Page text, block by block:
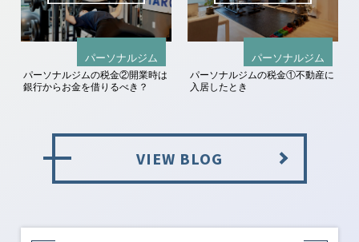
パーソナルジム
パーソナルジムの税金②開業時は
銀行からお金を借りるべき？
パーソナルジム
パーソナルジムの税金①不動産に
入居したとき
VIEW BLOG